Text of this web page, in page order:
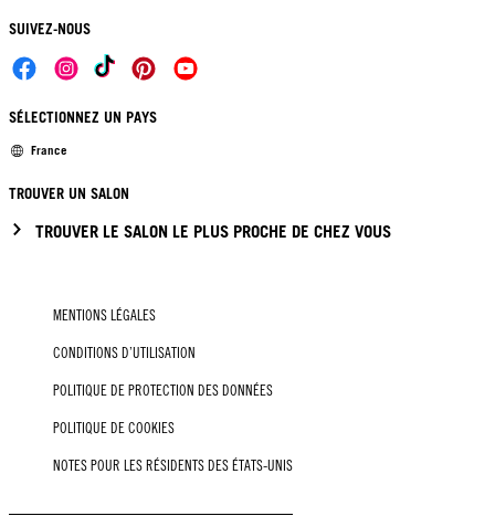
SUIVEZ-NOUS
SÉLECTIONNEZ UN PAYS
France
TROUVER UN SALON
TROUVER LE SALON LE PLUS PROCHE DE CHEZ VOUS
MENTIONS LÉGALES
CONDITIONS D’UTILISATION
POLITIQUE DE PROTECTION DES DONNÉES
POLITIQUE DE COOKIES
NOTES POUR LES RÉSIDENTS DES ÉTATS-UNIS